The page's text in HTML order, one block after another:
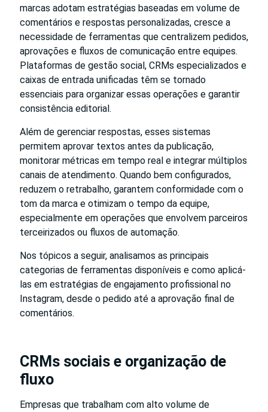
marcas adotam estratégias baseadas em volume de
comentários e respostas personalizadas, cresce a
necessidade de ferramentas que centralizem pedidos,
aprovações e fluxos de comunicação entre equipes.
Plataformas de gestão social, CRMs especializados e
caixas de entrada unificadas têm se tornado
essenciais para organizar essas operações e garantir
consistência editorial.
Além de gerenciar respostas, esses sistemas
permitem aprovar textos antes da publicação,
monitorar métricas em tempo real e integrar múltiplos
canais de atendimento. Quando bem configurados,
reduzem o retrabalho, garantem conformidade com o
tom da marca e otimizam o tempo da equipe,
especialmente em operações que envolvem parceiros
terceirizados ou fluxos de automação.
Nos tópicos a seguir, analisamos as principais
categorias de ferramentas disponíveis e como aplicá-
las em estratégias de engajamento profissional no
Instagram, desde o pedido até a aprovação final de
comentários.
CRMs sociais e organização de
fluxo
Empresas que trabalham com alto volume de